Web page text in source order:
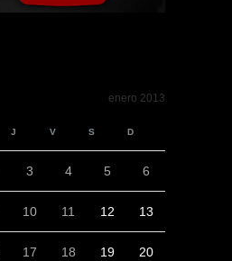
enero 2013
J V S D
3 4 5 6
10 11 12 13
17 18 19 20